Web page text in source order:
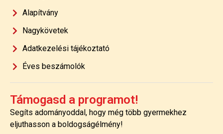
Alapítvány
Nagykövetek
Adatkezelési tájékoztató
Éves beszámolók
Támogasd a programot!
Segíts adományoddal, hogy még több gyermekhez
eljuthasson a boldogságélmény!